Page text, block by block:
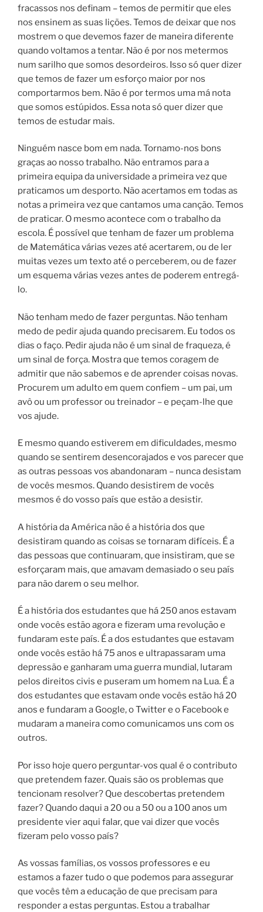
fracassos nos definam – temos de permitir que eles
nos ensinem as suas lições. Temos de deixar que nos
mostrem o que devemos fazer de maneira diferente
quando voltamos a tentar. Não é por nos metermos
num sarilho que somos desordeiros. Isso só quer dizer
que temos de fazer um esforço maior por nos
comportarmos bem. Não é por termos uma má nota
que somos estúpidos. Essa nota só quer dizer que
temos de estudar mais.
Ninguém nasce bom em nada. Tornamo-nos bons
graças ao nosso trabalho. Não entramos para a
primeira equipa da universidade a primeira vez que
praticamos um desporto. Não acertamos em todas as
notas a primeira vez que cantamos uma canção. Temos
de praticar. O mesmo acontece com o trabalho da
escola. É possível que tenham de fazer um problema
de Matemática várias vezes até acertarem, ou de ler
muitas vezes um texto até o perceberem, ou de fazer
um esquema várias vezes antes de poderem entregá-
lo.
Não tenham medo de fazer perguntas. Não tenham
medo de pedir ajuda quando precisarem. Eu todos os
dias o faço. Pedir ajuda não é um sinal de fraqueza, é
um sinal de força. Mostra que temos coragem de
admitir que não sabemos e de aprender coisas novas.
Procurem um adulto em quem confiem – um pai, um
avô ou um professor ou treinador – e peçam-lhe que
vos ajude.
E mesmo quando estiverem em dificuldades, mesmo
quando se sentirem desencorajados e vos parecer que
as outras pessoas vos abandonaram – nunca desistam
de vocês mesmos. Quando desistirem de vocês
mesmos é do vosso país que estão a desistir.
A história da América não é a história dos que
desistiram quando as coisas se tornaram difíceis. É a
das pessoas que continuaram, que insistiram, que se
esforçaram mais, que amavam demasiado o seu país
para não darem o seu melhor.
É a história dos estudantes que há 250 anos estavam
onde vocês estão agora e fizeram uma revolução e
fundaram este país. É a dos estudantes que estavam
onde vocês estão há 75 anos e ultrapassaram uma
depressão e ganharam uma guerra mundial, lutaram
pelos direitos civis e puseram um homem na Lua. É a
dos estudantes que estavam onde vocês estão há 20
anos e fundaram a Google, o Twitter e o Facebook e
mudaram a maneira como comunicamos uns com os
outros.
Por isso hoje quero perguntar-vos qual é o contributo
que pretendem fazer. Quais são os problemas que
tencionam resolver? Que descobertas pretendem
fazer? Quando daqui a 20 ou a 50 ou a 100 anos um
presidente vier aqui falar, que vai dizer que vocês
fizeram pelo vosso país?
As vossas famílias, os vossos professores e eu
estamos a fazer tudo o que podemos para assegurar
que vocês têm a educação de que precisam para
responder a estas perguntas. Estou a trabalhar